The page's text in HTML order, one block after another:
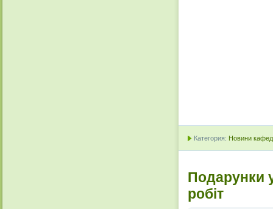
Категория: Новини
Подарунки
робіт